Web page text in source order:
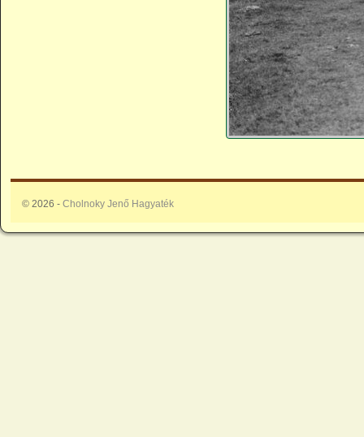
© 2026 - Cholnoky Jenő Hagyaték